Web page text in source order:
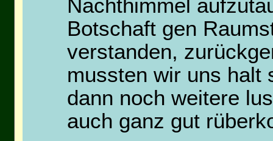
Nachthimmel
Botschaft gen
verstanden,
mussten wir uns halt
dann noch weitere
auch ganz gut